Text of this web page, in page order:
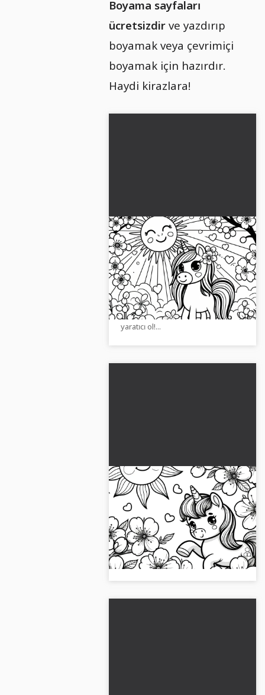
Boyama sayfaları
ücretsizdirve yazdırıp
boyamak veya çevrimiçi
boyamak için hazırdır.
Haydi kirazlara!
Kiraz çiçekleri arasında bir
tekboynuzlu at boyama
sayfası (Ücretsiz)
Kiraz çiçekleri arasında bir tek
boynuzu ücretsiz boyama sayfası
olarak indir. Boyamaya davetlisin.
Kayıt olmaya gerek yok. Şimdi
yaratıcı ol!...
Güneşte kiraz çiçekleri
altında tek boynuzlu at:
Ücretsiz boyama sayfası
Güneşin altında kiraz çiçekleri
arasında fantastik bir tek boynuzlu
at ücretsiz boyama sayfası olarak.
Şimdi indirin ve yaratıcı olun!...